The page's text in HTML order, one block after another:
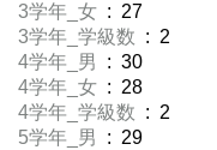
3学年_女 : 27
3学年_学級数 : 2
4学年_男
: 30
4学年_女 : 28
4学年_学級数 : 2
5学年_男
: 29